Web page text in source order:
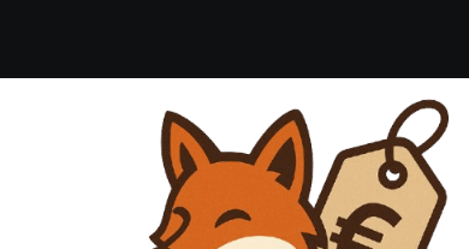
springen